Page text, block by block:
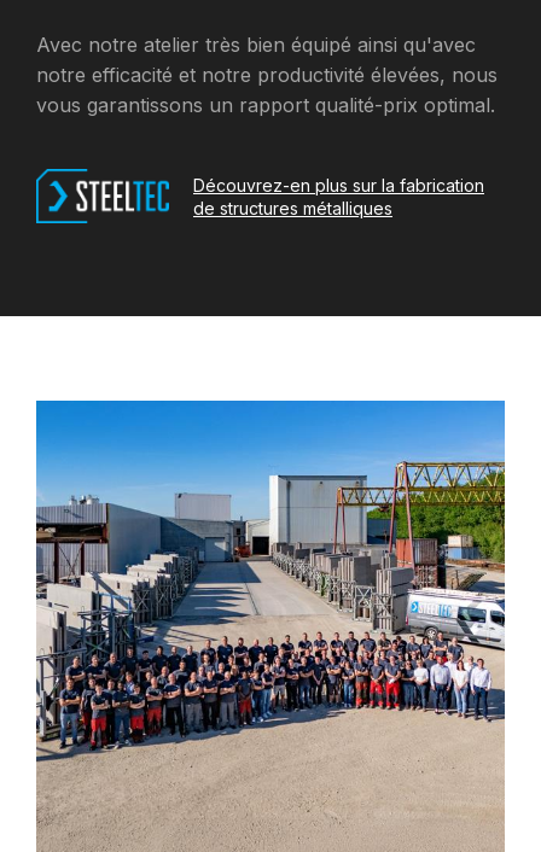
Avec notre atelier très bien équipé ainsi qu'avec
notre efficacité et notre productivité élevées, nous
vous garantissons un rapport qualité-prix optimal.
Découvrez-en plus sur la fabrication
de structures métalliques